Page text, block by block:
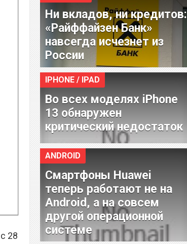
28
Ни вкладов, ни кредитов:
«Райффайзен Банк»
навсегда исчезнет из
России
IPHONE / IPAD
Во всех моделях iPhone
13 обнаружен
критический недостаток
ANDROID
Смартфоны Huawei
теперь работают не на
Android, а на совсем
другой операционной
системе